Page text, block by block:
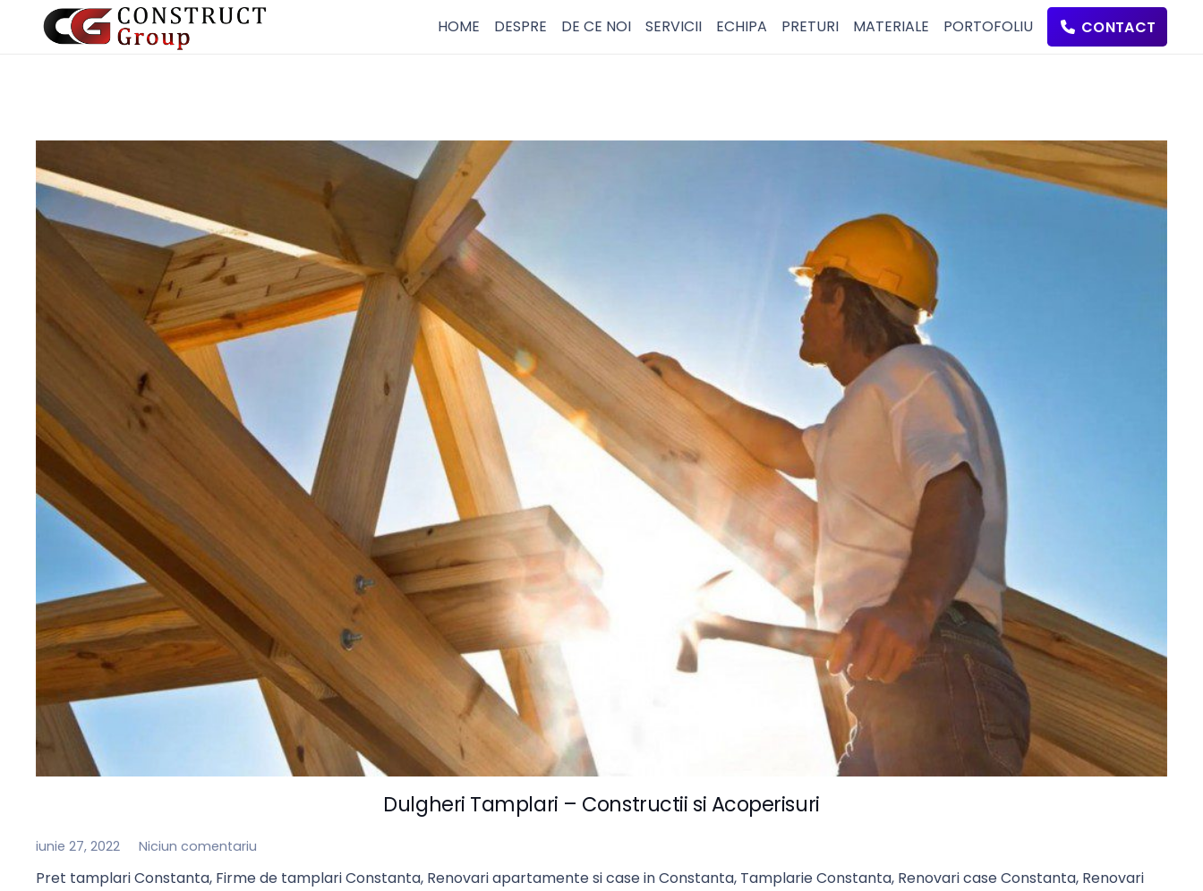
HOME DESPRE DE CE NOI SERVICII ECHIPA PRETURI MATERIALE PORTOFOLIU CONTACT
Dulgheri Tamplari – Constructii si Acoperisuri
iunie 27, 2022 Niciun comentariu
Pret tamplari Constanta, Firme de tamplari Constanta, Renovari apartamente si case in Constanta, Tamplarie Constanta, Renovari case Constanta, Renovari